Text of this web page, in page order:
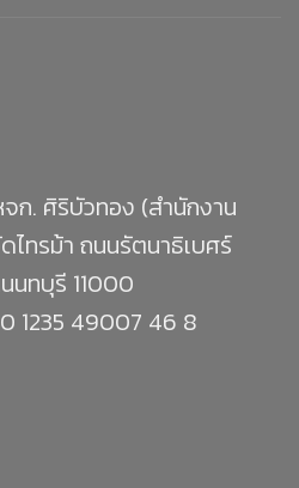
ก. ศิริบัวทอง (สำนักงาน
ไทรม้า ถนนรัตนาธิเบศร์
นทบุรี 11000
1235 49007 46 8